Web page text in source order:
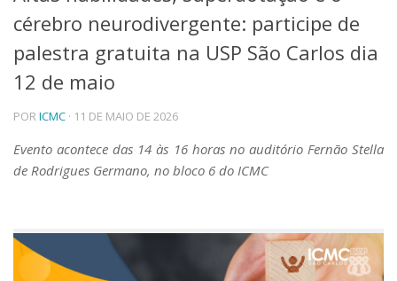
Telefones e Mapas
Pessoas
Ensino
Graduação
Educação a distância
Cursos de Extensão
Pesquisa e Inovação
Pós-doutorado
Iniciação Científica
Transferência de Tecnologia
cérebro neurodivergente: participe de
palestra gratuita na USP São Carlos dia
12 de maio
PORICMC · 11 DE MAIO DE 2026
Evento acontece das 14 às 16 horas no auditório Fernão Stella
de Rodrigues Germano, no bloco 6 do ICMC